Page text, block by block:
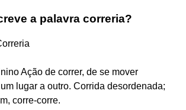
a palavra correria?
Ação de correr, de se mover
lugar a outro. Corrida desordenada;
corre-corre.